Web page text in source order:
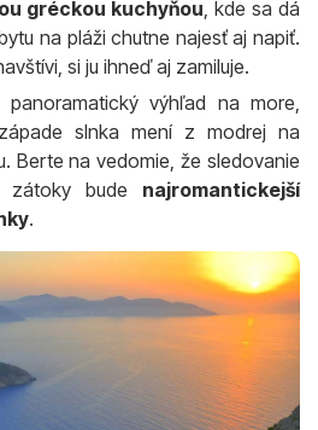
gréckou kuchyňou , kde sa dá
na pláži chutne najesť aj napiť.
si ju ihneď aj zamiluje.
výhľad na more,
slnka mení z modrej na
Berte na vedomie, že sledovanie
bude najromantickejší
.